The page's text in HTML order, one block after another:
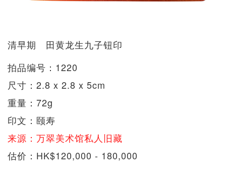
清早期 田黄龙生九子钮印
拍品编号：1220
尺寸：2.8 x 2.8 x 5cm
重量：72g
印文：颐寿
来源：万翠美术馆私人旧藏
估价：HK$120,000 - 180,000